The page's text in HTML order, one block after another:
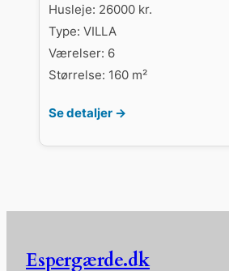
Husleje: 26000 kr.
Type: VILLA
Værelser: 6
Størrelse: 160 m²
Se detaljer →
Espergærde.dk